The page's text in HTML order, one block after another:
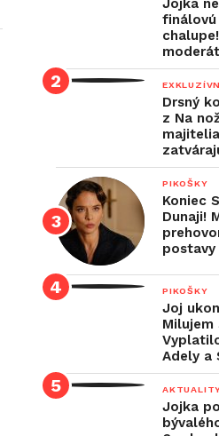
Jojka
finálovú
Drsný
z Na
PIKOŠKY
Koniec
Dunaji!
postavy
PIKOŠKY
Joj
Milujem
Adely a
Jojka